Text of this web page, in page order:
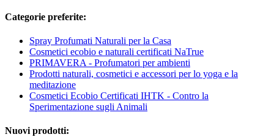
Categorie preferite:
Spray Profumati Naturali per la Casa
Cosmetici ecobio e naturali certificati NaTrue
PRIMAVERA - Profumatori per ambienti
Prodotti naturali, cosmetici e accessori per lo yoga e la
meditazione
Cosmetici Ecobio Certificati IHTK - Contro la
Sperimentazione sugli Animali
Nuovi prodotti: